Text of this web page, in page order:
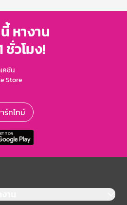
หางาน
ชั่วโมง!
คชัน
Store
ร์ทไทม์
น